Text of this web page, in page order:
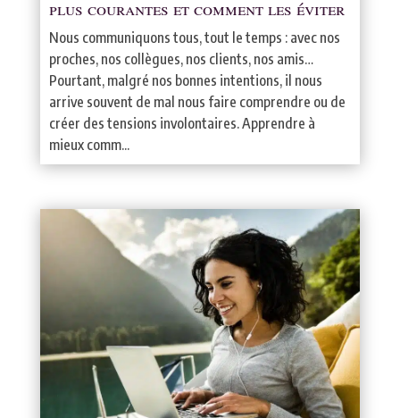
plus courantes et comment les éviter
Nous communiquons tous, tout le temps : avec nos
proches, nos collègues, nos clients, nos amis…
Pourtant, malgré nos bonnes intentions, il nous
arrive souvent de mal nous faire comprendre ou de
créer des tensions involontaires. Apprendre à
mieux comm...